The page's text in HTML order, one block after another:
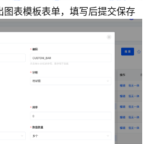
图表模板表单，填写后提交保存